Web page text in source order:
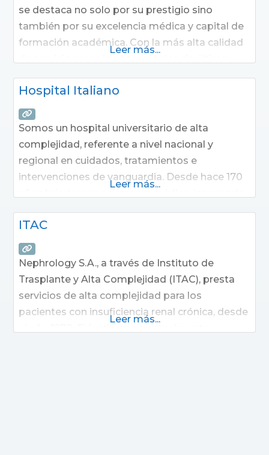
se destaca no solo por su prestigio sino
también por su excelencia médica y capital de
formación académica. Con la más alta calidad
especialistas altamente capacitados, el
Hospital Alemán se posiciona como un
establecimiento insignia en procesos de
innovación y
Leer más...
Hospital Italiano
Somos un hospital universitario de alta
complejidad, referente a nivel nacional y
regional en cuidados, tratamientos e
intervenciones de vanguardia. Desde hace 170
educando e investigando. Trabajamos para
marcar el rumbo de la medicina en Argentina y
la región, aportando los más destacados hitos
médicos y científicos. Nos estimula encontrar
la solución a los problemas
Leer más...
ITAC
Nephrology S.A., a través de Instituto de
Trasplante y Alta Complejidad (ITAC), presta
servicios de alta complejidad para los
pacientes con insuficiencia renal crónica, desde
Leer más...